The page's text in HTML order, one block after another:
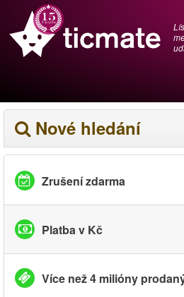
Nové hledání
Zrušení zdarma
Platba v Kč
Více než 4 milióny